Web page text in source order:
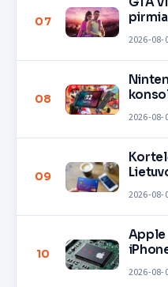
07
2026-08-
08
2026-08-
09
2026-08-
10
Apple
2026-08-